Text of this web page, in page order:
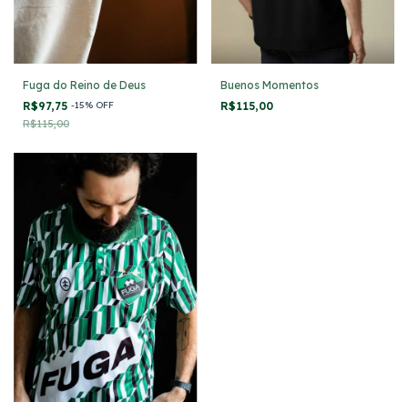
Fuga do Reino de Deus
R$97,75 -15% OFF
R$115,00
Buenos Momentos
R$115,00